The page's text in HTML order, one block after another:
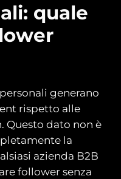
quale
generano
rispetto alle
Questo dato non è
la
azienda B2B
follower senza